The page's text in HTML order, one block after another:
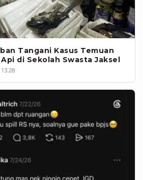
Tangani Kasus Temuan
di Sekolah Swasta Jaksel